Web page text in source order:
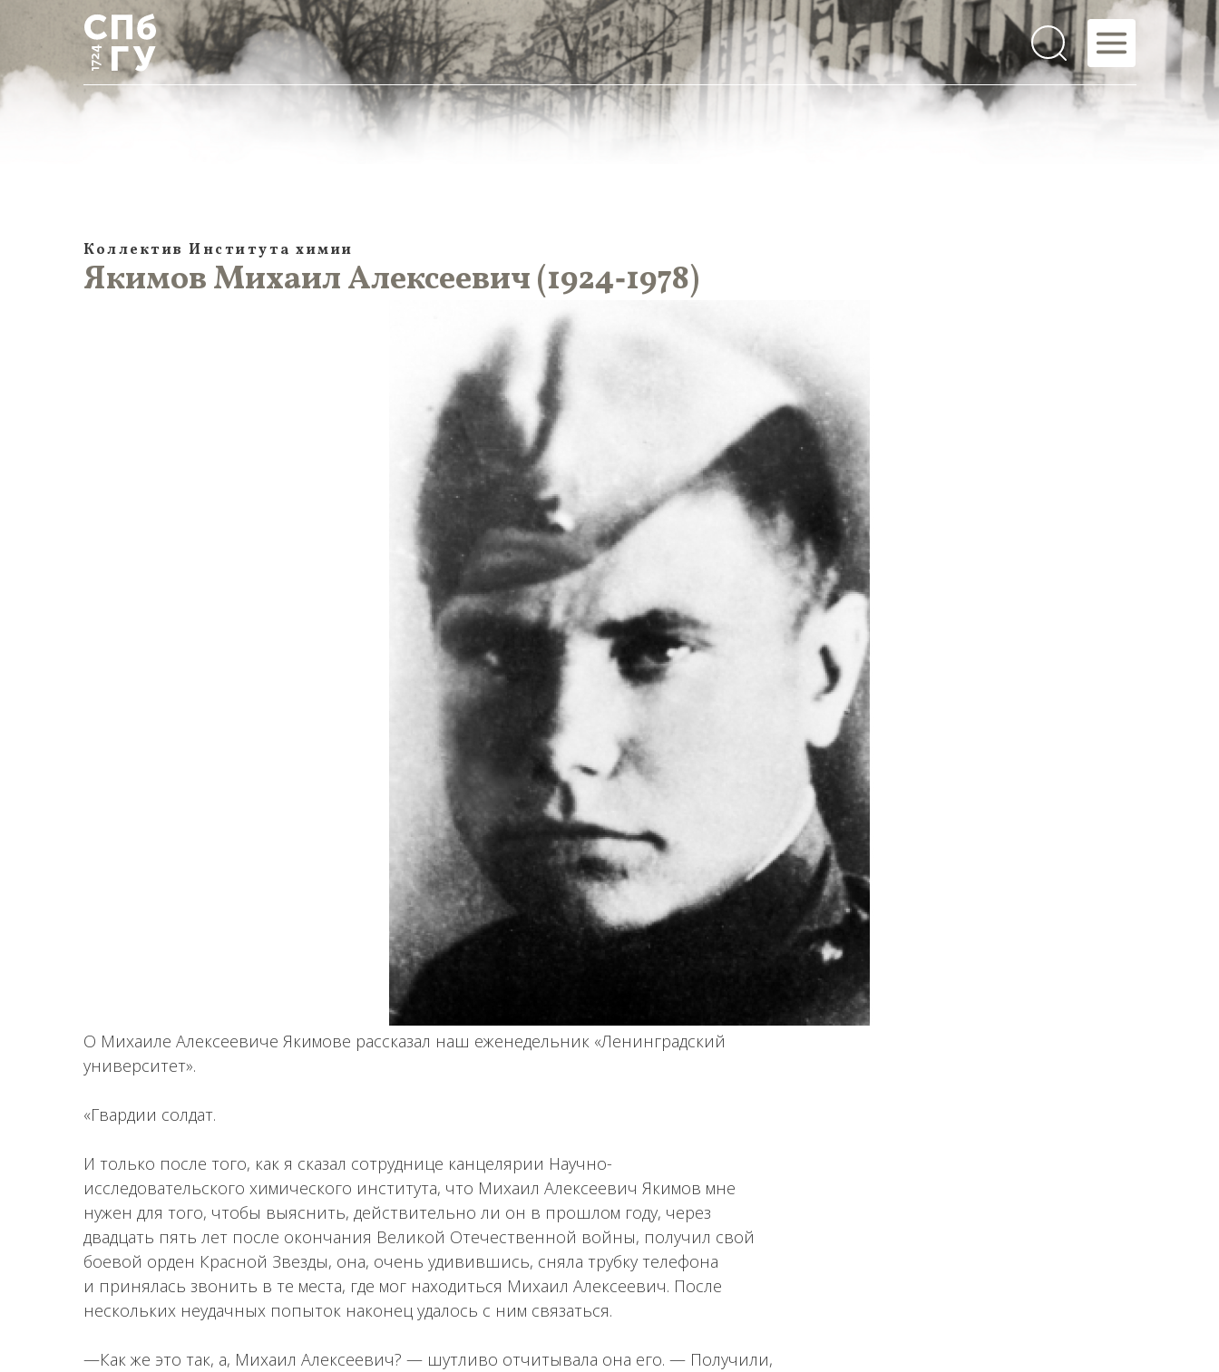
Коллектив Института химии
Якимов Михаил Алексеевич (1924‑1978)
О Михаиле Алексеевиче Якимове рассказал наш еженедельник «Ленинградский
университет».
«Гвардии солдат.
И только после того, как я сказал сотруднице канцелярии Научно-
исследовательского химического института, что Михаил Алексеевич Якимов мне
нужен для того, чтобы выяснить, действительно ли он в прошлом году, через
двадцать пять лет после окончания Великой Отечественной войны, получил свой
боевой орден Красной Звезды, она, очень удивившись, сняла трубку телефона
и принялась звонить в те места, где мог находиться Михаил Алексеевич. После
нескольких неудачных попыток наконец удалось с ним связаться.
—Как же это так, а, Михаил Алексеевич? — шутливо отчитывала она его. — Получили,